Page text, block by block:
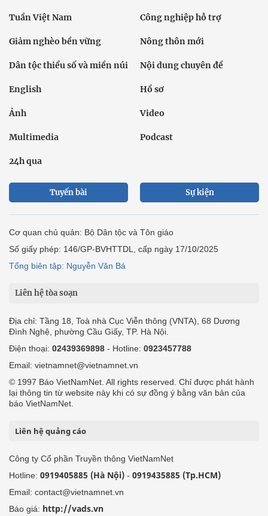
Tuần Việt Nam Công nghiệp hỗ trợ
Giảm nghèo bền vững Nông thôn mới
Dân tộc thiểu số và miền núi Nội dung chuyên đề
English Hồ sơ
Ảnh Video
Multimedia Podcast
24h qua
Tuyến bài Sự kiện
Cơ quan chủ quản: Bộ Dân tộc và Tôn giáo
Số giấy phép: 146/GP-BVHTTDL, cấp ngày 17/10/2025
Tổng biên tập: Nguyễn Văn Bá
Liên hệ tòa soạn
Địa chỉ: Tầng 18, Toà nhà Cục Viễn thông (VNTA), 68 Dương
Đình Nghệ, phường Cầu Giấy, TP. Hà Nội.
Điện thoại: 02439369898 - Hotline: 0923457788
Email: vietnamnet@vietnamnet.vn
© 1997 Báo VietNamNet. All rights reserved. Chỉ được phát hành
lại thông tin từ website này khi có sự đồng ý bằng văn bản của
báo VietNamNet.
Liên hệ quảng cáo
Công ty Cổ phần Truyền thông VietNamNet
Hotline: 0919405885 (Hà Nội) - 0919435885 (Tp.HCM)
Email: contact@vietnamnet.vn
Báo giá: http://vads.vn